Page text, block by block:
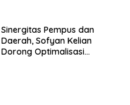
Sinergitas Pempus dan
Daerah, Sofyan Kelian
Dorong Optimalisasi